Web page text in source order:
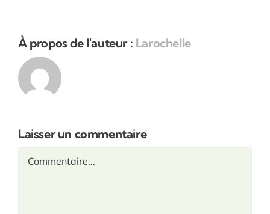
À propos de l'auteur : Larochelle
Laisser un commentaire
Commentaire